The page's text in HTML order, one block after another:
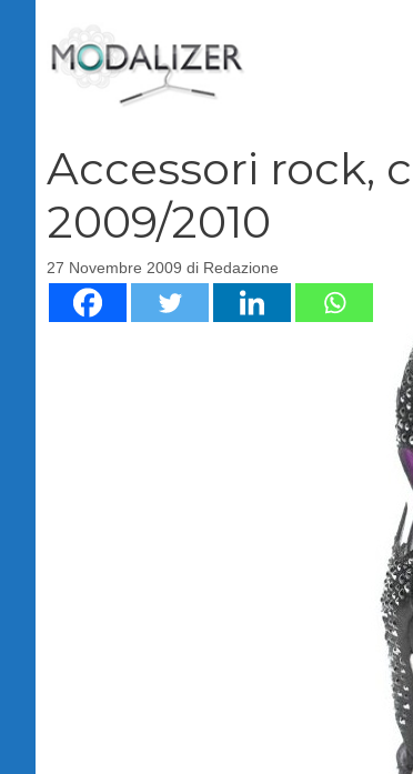
contenuto
Accessori rock,
2009/2010
27 Novembre 2009 di Redazione